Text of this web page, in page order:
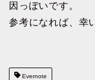
因っぽいです。
参考になれば、幸
Evernote